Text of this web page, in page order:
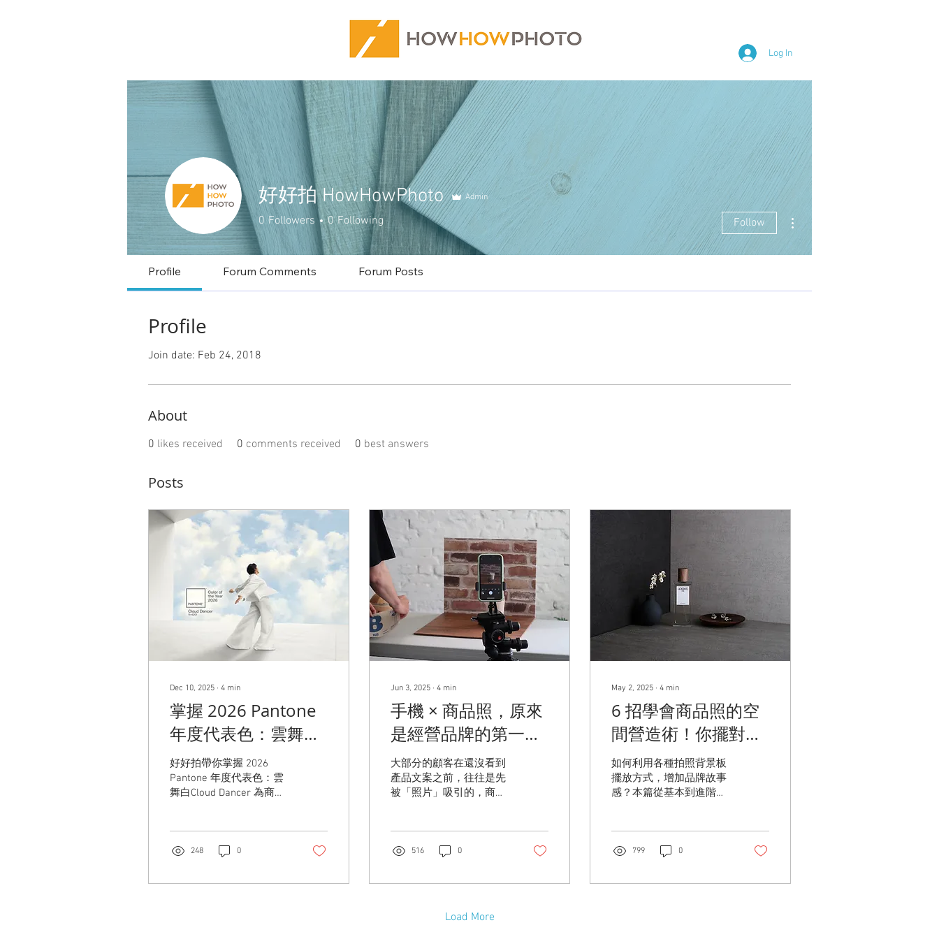
Log In
好好拍 HowHowPhoto Admin
0 Followers 0 Following Follow
Profile Forum Comments Forum Posts
Profile
Join date: Feb 24, 2018
About
0 likes received 0 comments received 0 best answers
Posts
Dec 10, 2025 ∙ 4 min
掌握 2026 Pantone
年度代表色：雲舞白
Cloud Dancer 為商
品照帶來的療癒力量
好好拍帶你掌握 2026
Pantone 年度代表色：雲
舞白Cloud Dancer 為商品
248 0
Jun 3, 2025 ∙ 4 min
手機 × 商品照，原來
是經營品牌的第一
步！
大部分的顧客在還沒看到
產品文案之前，往往是先
被「照片」吸引的，商品
到！
516 0
May 2, 2025 ∙ 4 min
6 招學會商品照的空
間營造術！你擺對了
嗎？
如何利用各種拍照背景板
擺放方式，增加品牌故事
感？本篇從基本到進階擺
799 0
Load More